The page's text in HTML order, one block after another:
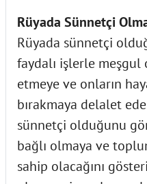
Rüyada Sünnetçi
Rüyada sünnetçi
faydalı işlerle meşgul
etmeye ve onların
bırakmaya delalet
sünnetçi olduğunu
bağlı olmaya ve
sahip olacağını